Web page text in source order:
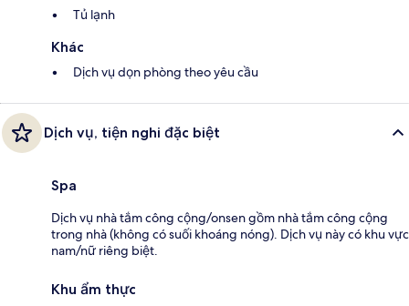
Tủ lạnh
Khác
Dịch vụ dọn phòng theo yêu cầu
Dịch vụ, tiện nghi đặc biệt
Spa
Dịch vụ nhà tắm công cộng/onsen gồm nhà tắm công cộng
trong nhà (không có suối khoáng nóng). Dịch vụ này có khu vực
nam/nữ riêng biệt.
Khu ẩm thực